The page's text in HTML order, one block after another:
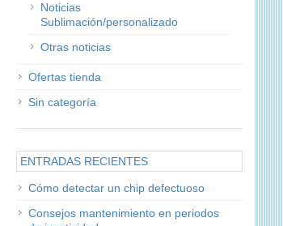
Noticias
Sublimación/personalizado
Otras noticias
Ofertas tienda
Sin categoría
ENTRADAS RECIENTES
Cómo detectar un chip defectuoso
Consejos mantenimiento en periodos